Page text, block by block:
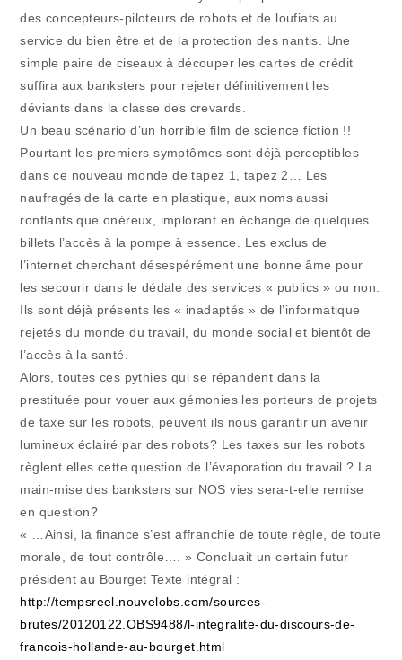
des concepteurs-piloteurs de robots et de loufiats au
service du bien être et de la protection des nantis. Une
simple paire de ciseaux à découper les cartes de crédit
suffira aux banksters pour rejeter définitivement les
déviants dans la classe des crevards.
Un beau scénario d’un horrible film de science fiction !!
Pourtant les premiers symptômes sont déjà perceptibles
dans ce nouveau monde de tapez 1, tapez 2… Les
naufragés de la carte en plastique, aux noms aussi
ronflants que onéreux, implorant en échange de quelques
billets l’accès à la pompe à essence. Les exclus de
l’internet cherchant désespérément une bonne âme pour
les secourir dans le dédale des services « publics » ou non.
Ils sont déjà présents les « inadaptés » de l’informatique
rejetés du monde du travail, du monde social et bientôt de
l’accès à la santé.
Alors, toutes ces pythies qui se répandent dans la
prestituée pour vouer aux gémonies les porteurs de projets
de taxe sur les robots, peuvent ils nous garantir un avenir
lumineux éclairé par des robots? Les taxes sur les robots
règlent elles cette question de l’évaporation du travail ? La
main-mise des banksters sur NOS vies sera-t-elle remise
en question?
« …Ainsi, la finance s’est affranchie de toute règle, de toute
morale, de tout contrôle…. » Concluait un certain futur
président au Bourget Texte intégral :
http://tempsreel.nouvelobs.com/sources-
brutes/20120122.OBS9488/l-integralite-du-discours-de-
francois-hollande-au-bourget.html